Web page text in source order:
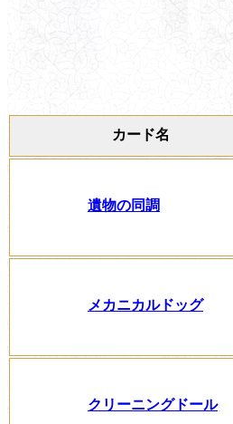
カード名
遺物の同調
メカニカルドッグ
クリーニングドール